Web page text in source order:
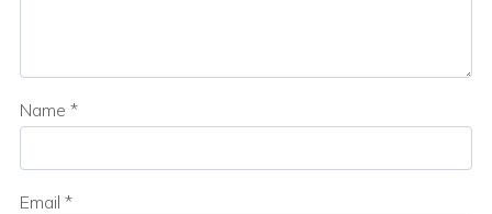
Name *
Email *